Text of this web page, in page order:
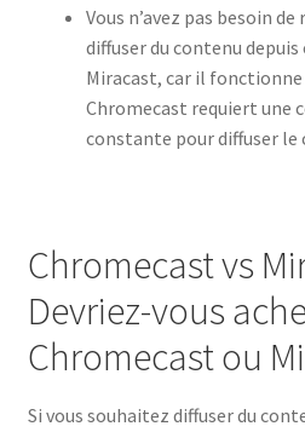
Vous n’avez pas besoin
diffuser du contenu depuis
Miracast, car il
Chromecast requiert une
constante pour diffuser le
Chromecast vs
Devriez-vous
Chromecast ou
Si vous souhaitez diffuser du